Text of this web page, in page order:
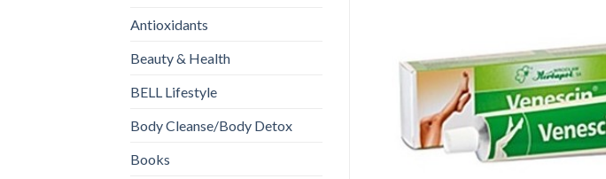
Antioxidants
Beauty & Health
BELL Lifestyle
Body Cleanse/Body Detox
Books